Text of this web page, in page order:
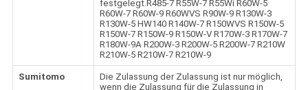
festgelegt.R485-7 R55W-7 R55Wi R60W-5
R60W-7 R60W-9 R60WVS R90W-9 R130W-3
R130W-5 HW140 R140W-7 R150WVS R150W-5
R150W-7 R150W-9 R150W-V R170W-3 R170W-7
R180W-9A R200W-3 R200W-5 R200W-7 R210W
R210W-5 R210W-7 R210W-9
Sumitomo
Die Zulassung der Zulassung ist nur möglich,
wenn die Zulassung für die Zulassung in